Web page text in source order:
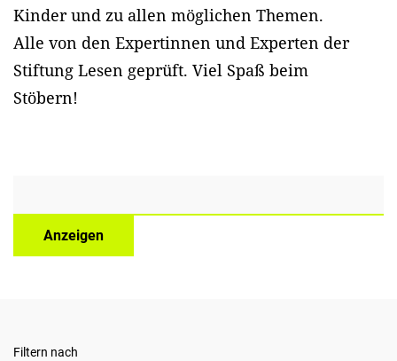
Kinder und zu allen möglichen Themen.
Alle von den Expertinnen und Experten der
Stiftung Lesen geprüft. Viel Spaß beim
Stöbern!
Anzeigen
Filtern nach